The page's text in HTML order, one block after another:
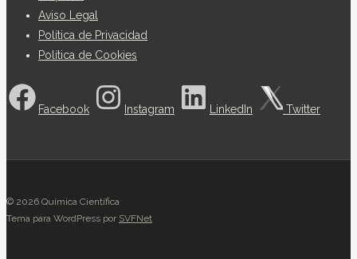
Aviso Legal
Política de Privacidad
Política de Cookies
Facebook Instagram LinkedIn Twitter
© 2026 Química Científica
Tema para WordPress por SVFNet